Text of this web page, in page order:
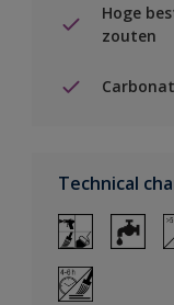
Hoge
zouten
Technical